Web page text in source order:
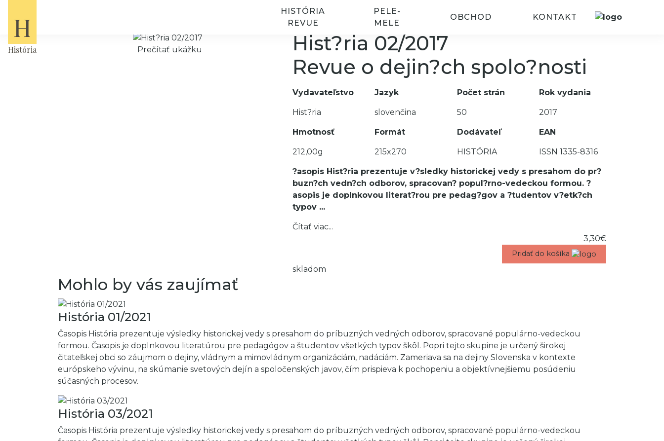
H
História
HISTÓRIA
REVUE
PELE-
MELE
OBCHOD KONTAKT
Prečítať ukážku
Hist?ria 02/2017
Revue o dejin?ch spolo?nosti
Vydavateľstvo
Hist?ria
Jazyk
slovenčina
Počet strán
50
Rok vydania
2017
Hmotnosť
212,00g
Formát
215x270
Dodávateľ
HISTÓRIA
EAN
ISSN 1335-8316
?asopis Hist?ria prezentuje v?sledky historickej vedy s presahom do pr?
buzn?ch vedn?ch odborov, spracovan? popul?rno-vedeckou formou. ?
asopis je doplnkovou literat?rou pre pedag?gov a ?tudentov v?etk?ch
typov ...
Čítať viac...
3,30€
Pridať do košíka
skladom
Mohlo by vás zaujímať
História 01/2021
Časopis História prezentuje výsledky historickej vedy s presahom do príbuzných vedných odborov, spracované populárno-vedeckou
formou. Časopis je doplnkovou literatúrou pre pedagógov a študentov všetkých typov škôl. Popri tejto skupine je určený širokej
čitateľskej obci so záujmom o dejiny, vládnym a mimovládnym organizáciám, nadáciám. Zameriava sa na dejiny Slovenska v kontexte
európskeho vývinu, na skúmanie svetových dejín a spoločenských javov, čím prispieva k pochopeniu a objektívnejšiemu posúdeniu
súčasných procesov.
História 03/2021
Časopis História prezentuje výsledky historickej vedy s presahom do príbuzných vedných odborov, spracované populárno-vedeckou